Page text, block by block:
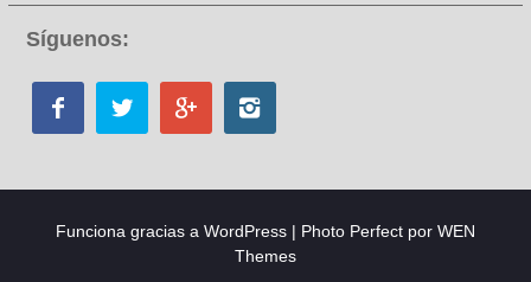
Síguenos:
Funciona gracias a WordPress | Photo Perfect por WEN
Themes